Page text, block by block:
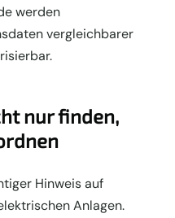
werden
vergleichbarer
nur finden,
Hinweis auf
Anlagen.